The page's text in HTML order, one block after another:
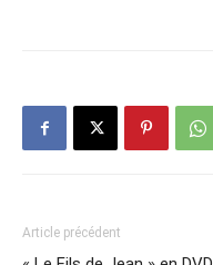
Article précédent